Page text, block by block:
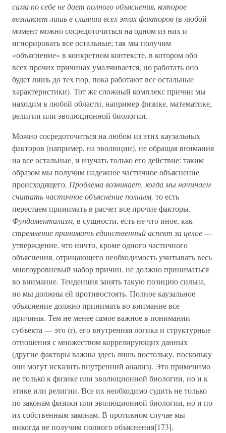
сама по себе не дает полного объяснения, которое
возникает лишь в слиянии всех этих факторов(в любой
момент можно сосредоточиться на одном из них и
игнорировать все остальные; так мы получим
«объяснение» в конкретном контексте, в котором обо
всех прочих причинах умалчивается, но работать оно
будет лишь до тех пор, пока работают все остальные
характеристики). Тот же сложный комплекс причин мы
находим в любой области, например физике, математике,
религии или эволюционной биологии.
Можно сосредоточиться на любом из этих каузальных
факторов (например, на эволюции), не обращая внимания
на все остальные, и изучать только его действие: таким
образом мы получим надежное частичное объяснение
происходящего. Проблема возникает, когда мы начинаем
считать частичное объяснение полным, то есть
перестаем принимать в расчет все прочие факторы.
Фундаментализм, в сущности, есть не что иное, как
стремление принимать единственный аспект за целое —
утверждение, что ничто, кроме одного частичного
объяснения, отрицающего необходимость учитывать весь
многоуровневый набор причин, не должно приниматься
во внимание. Тенденция занять такую позицию сильна,
но мы должны ей противостоять. Полное каузальное
объяснение должно принимать во внимание все
причины. Тем не менее самое важное в понимании
субъекта — это (r), его внутренняя логика и структурные
отношения с множеством коррелирующих данных
(другие факторы важны здесь лишь постольку, поскольку
они могут исказить внутренний анализ). Это применимо
не только к физике или эволюционной биологии, но и к
этике или религии. Все их необходимо судить не только
по законам физики или эволюционной биологии, но и по
их собственным законам. В противном случае мы
никогда не получим полного объяснения[173].